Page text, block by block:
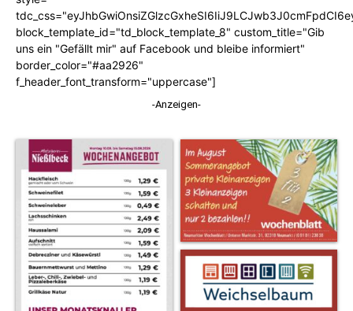
block_template_id="td_block_template_8" custom_title="Gib
uns ein "Gefällt mir" auf Facebook und bleibe informiert"
border_color="#aa2926"
f_header_font_transform="uppercase"]
-Anzeigen-